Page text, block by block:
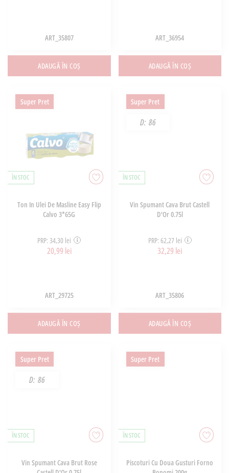
ART_35807
ADAUGĂ ÎN COȘ
ART_36954
ADAUGĂ ÎN COȘ
Super Pret
ÎN STOC
Ton In Ulei De Masline Easy Flip
Calvo 3*65G
PRP: 34,30 lei
20,99 lei
ART_29725
ADAUGĂ ÎN COȘ
Super Pret
D: 86
ÎN STOC
Vin Spumant Cava Brut Castell
D'Or 0.75l
PRP: 62,27 lei
32,29 lei
ART_35806
ADAUGĂ ÎN COȘ
Super Pret
D: 86
ÎN STOC
Vin Spumant Cava Brut Rose
Super Pret
ÎN STOC
Piscoturi Cu Doua Gusturi Forno